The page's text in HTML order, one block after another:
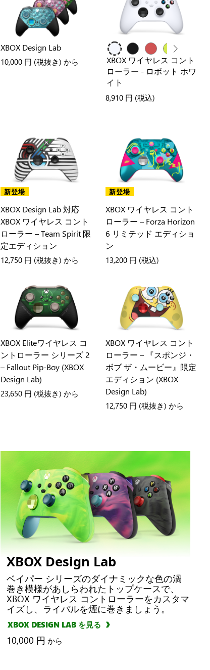
XBOX Design Lab
10,000 円 (税抜き) から
XBOX ワイヤレス コント
ローラー - ロボット ホワ
イト
8,910 円 (税込)
新登場
XBOX Design Lab 対応
XBOX ワイヤレス コント
ローラー – Team Spirit 限
定エディション
12,750 円 (税抜き) から
新登場
XBOX ワイヤレス コント
ローラー – Forza Horizon
6 リミテッド エディショ
ン
13,200 円 (税込)
XBOX Eliteワイヤレス コ
ントローラー シリーズ 2
– Fallout Pip-Boy (XBOX
Design Lab)
23,650 円 (税抜き) から
XBOX ワイヤレス コント
ローラー – 『スポンジ・
ボブ ザ・ムービー』限定
エディション (XBOX
Design Lab)
12,750 円 (税抜き) から
XBOX Design Lab
ベイパー シリーズのダイナミックな色の渦
巻き模様があしらわれたトップケースで、
XBOX ワイヤレス コントローラーをカスタマ
イズし、ライバルを煙に巻きましょう。
XBOX DESIGN LAB を見る
10,000 円 から